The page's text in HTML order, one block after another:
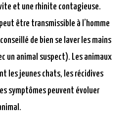
et une rhinite contagieuse.
être transmissible à l’homme
de bien se laver les mains
un animal suspect). Les animaux
les jeunes chats, les récidives
symptômes peuvent évoluer